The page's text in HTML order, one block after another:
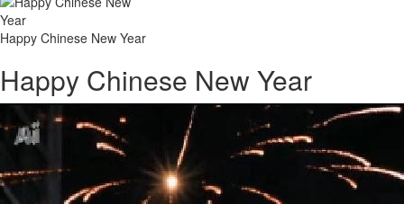
Happy Chinese New Year
Happy Chinese New Year